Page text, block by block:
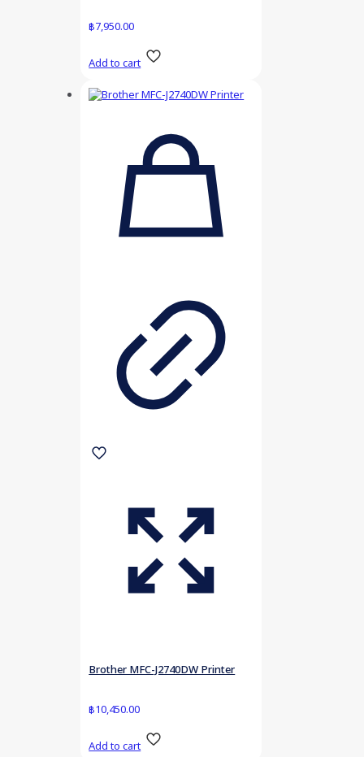
฿7,950.00
Add to cart
Brother MFC-J2740DW Printer
฿10,450.00
Add to cart